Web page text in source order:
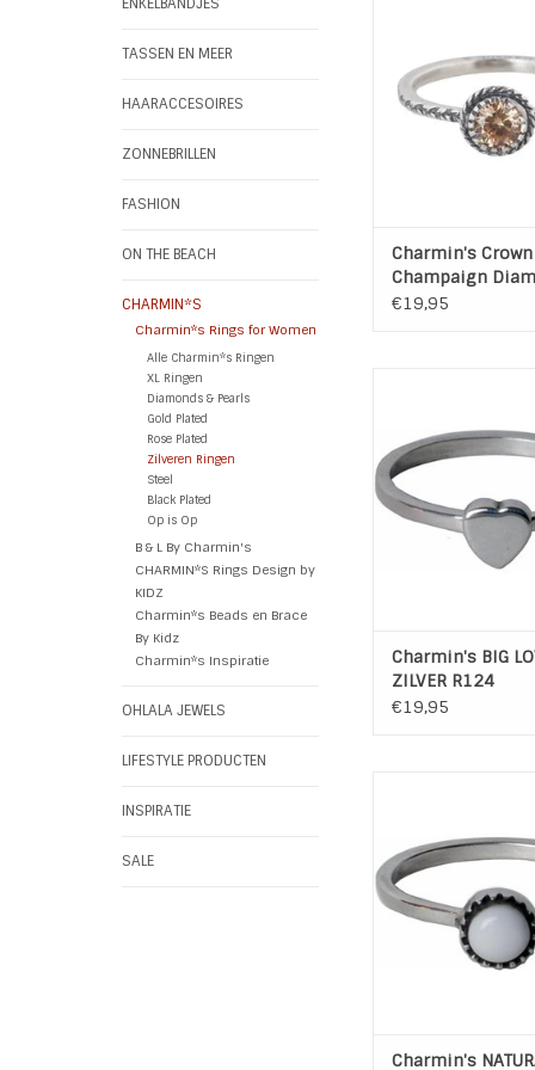
TASSEN EN MEER
HAARACCESOIRES
ZONNEBRILLEN
FASHION
ON THE BEACH
CHARMIN*S
Charmin*s Rings for Women
Alle Charmin*s Ringen
XL Ringen
Diamonds & Pearls
Gold Plated
Rose Plated
Zilveren Ringen
Steel
Black Plated
Op is Op
B & L By Charmin's
CHARMIN*S Rings Design by
KIDZ
Charmin*s Beads en Brace
By Kidz
Charmin*s Inspiratie
OHLALA JEWELS
LIFESTYLE PRODUCTEN
INSPIRATIE
SALE
bijvoorbeeld op
Materiaal: 925
Zirkonia
TOEVOEGEN AAN
Charmin's Crown
Champaign
Sterling Zilver
€19,95
TOEVOEGEN AAN
Charmin's BIG
ZILVER R124
€19,95
leuke Charmin's
bijvoorbeeld op foto
de ring
Materiaal: 925
Witte Agaat
Merk:
Charmin's